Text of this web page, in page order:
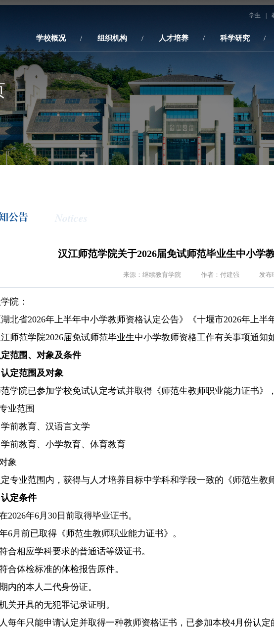
学生
学校概况 组织机构 人才培养 科学研究
公告 Notices
汉江师范学院关于2026届免试师范毕业生中小学
来源：继续教育学院 作者：付建强 发布
院：
北省2026年上半年中小学教师资格认定公告》《十堰市2026年上
师范学院2026届免试师范毕业生中小学教师资格工作有关事项通知
范围、对象及条件
认定范围及对象
学院已参加学校免试认定考试并取得《师范生教师职业能力证书》
业范围
前教育、汉语言文学
前教育、小学教育、体育教育
象
专业范围内，获得与人才培养目标中学科和学段一致的《师范生教
认定条件
2026年6月30日前取得毕业证书。
6月前已取得《师范生教师职业能力证书》。
合相应学科要求的普通话等级证书。
合体检标准的体检报告原件。
内的本人二代身份证。
关开具的无犯罪记录证明。
每年只能申请认定并取得一种教师资格证书，已参加本校4月份认定